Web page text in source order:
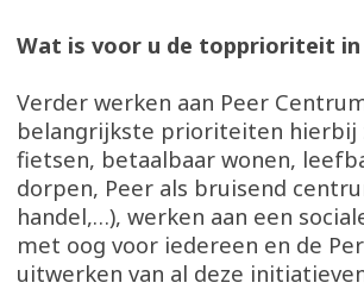
Wat is voor u de topprioriteit in
Verder werken aan Peer
belangrijkste prioriteiten hierbij
fietsen, betaalbaar wonen,
dorpen, Peer als bruisend
handel,…), werken aan een
met oog voor iedereen en de
uitwerken van al deze